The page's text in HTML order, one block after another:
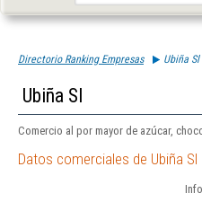
Directorio Ranking Empresas Ubiña Sl
Ubiña Sl
Comercio al por mayor de azúcar,
Datos comerciales de Ubiña Sl